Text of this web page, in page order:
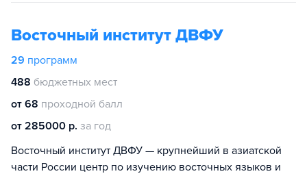
Восточный институт ДВФУ
29 программ
488 бюджетных мест
от 68 проходной балл
от 285000 р. за год
Восточный институт ДВФУ — крупнейший в азиатской
части России центр по изучению восточных языков и